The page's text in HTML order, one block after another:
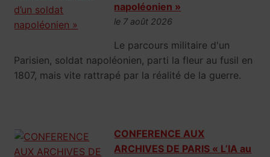
napoléonien »
le 7 août 2026
Le parcours militaire d'un
Parisien, soldat napoléonien, parti la fleur au fusil en
1807, mais vite rattrapé par la réalité de la guerre.
CONFERENCE AUX
ARCHIVES DE PARIS « L’IA au